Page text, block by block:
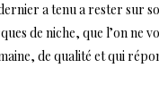
a tenu a rester sur
de niche, que l’on ne
de qualité et qui